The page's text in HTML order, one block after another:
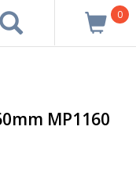
0
MP1160